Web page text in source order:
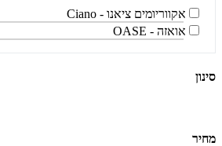
אקווריומים ציאנו - Ciano
אואזה - OASE
סינון
מחיר